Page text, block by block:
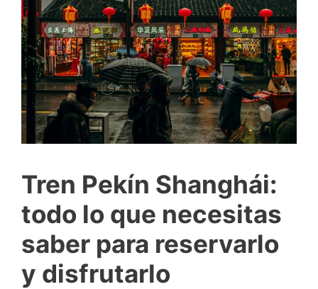
Tren Pekín Shanghái:
todo lo que necesitas
saber para reservarlo
y disfrutarlo